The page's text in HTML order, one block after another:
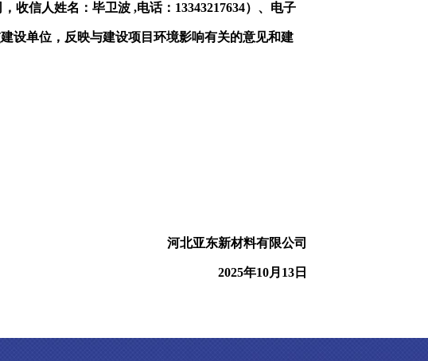
收信人姓名：毕卫波 ,电话：13343217634）、电子
设单位，反映与建设项目环境影响有关的意见和建
河北亚东新材料有限公司
2025年10月13日